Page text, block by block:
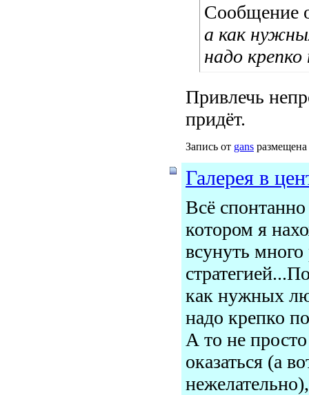
Сообщение
а как
надо
Привлечь
придёт.
Запись от gans
Галерея в
Всё
котором я
всунуть
как нужных
надо крепко
А то не
оказаться (а